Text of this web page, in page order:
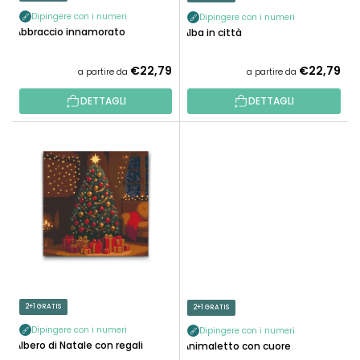
D
O
R
O
T
I
Dipingere con i numeri
Abbraccio innamorato
a partire da €22,79
DETTAGLI
Dipingere con i numeri
Alba in città
a partire da €22,79
DETTAGLI
2+1 GRATIS
Dipingere con i numeri
Albero di Natale con regali
2+1 GRATIS
Dipingere con i numeri
Animaletto con cuore